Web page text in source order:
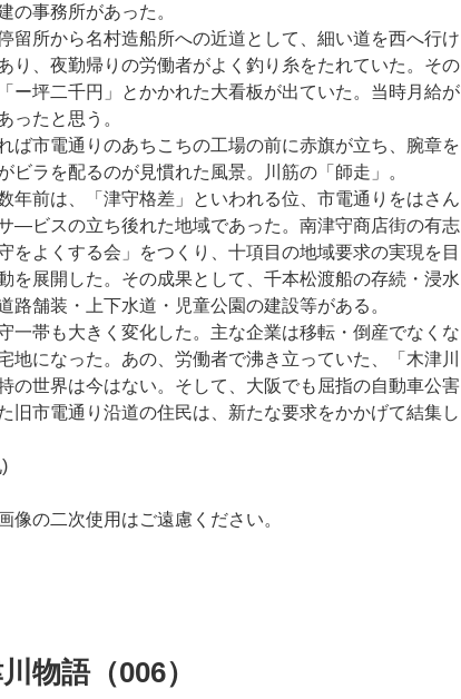
の事務所があった。
留所から名村造船所への近道として、細い道を西へ行け
り、夜勤帰りの労働者がよく釣り糸をたれていた。その
ー坪二千円」とかかれた大看板が出ていた。当時月給が
ったと思う。
ば市電通りのあちこちの工場の前に赤旗が立ち、腕章を
ビラを配るのが見慣れた風景。川筋の「師走」。
年前は、「津守格差」といわれる位、市電通りをはさん
—ビスの立ち後れた地域であった。南津守商店街の有志
をよくする会」をつくり、十項目の地域要求の実現を目
を展開した。その成果として、千本松渡船の存続・浸水
路舗装・上下水道・児童公園の建設等がある。
一帯も大きく変化した。主な企業は移転・倒産でなくな
地になった。あの、労働者で沸き立っていた、「木津川
の世界は今はない。そして、大阪でも屈指の自動車公害
旧市電通り沿道の住民は、新たな要求をかかげて結集し
像の二次使用はご遠慮ください。
物語（006）